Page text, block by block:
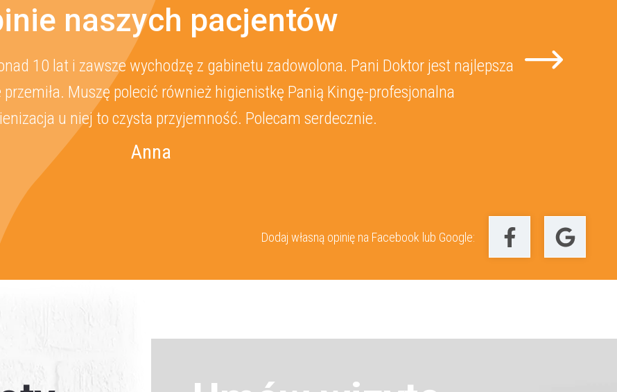
naszych pacjentów
10 lat i zawsze wychodzę z gabinetu zadowolona. Pani Doktor jest najlepsza
Muszę polecić również higienistkę Panią Kingę-profesjonalna
u niej to czysta przyjemność. Polecam serdecznie.
Anna
Dodaj własną opinię na Facebook lub Google: